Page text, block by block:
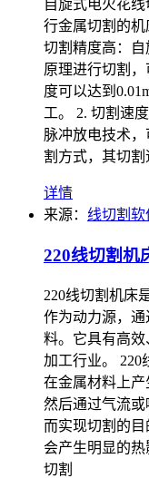
自旋式电火花
行金属切割的
切割精度高：
原理进行切割
度可以达到
工。 2. 切割速
脉冲放电技术
割方式，其切
详情
来源： 线切割软
220线切割机
220线切割机床
作为动力源，
料。它具有高
加工行业。 220
在金属材料上产
然后通过气流
而实现切割的
会产生明显的
切割